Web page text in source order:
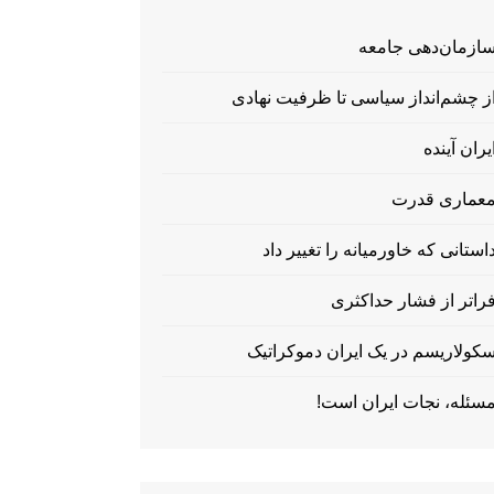
سازمان‌دهی جامعه
از چشم‌انداز سیاسی تا ظرفیت نهادی
ایران آینده
معماری قدرت
که خاورمیانه را تغییر داد
فراتر از فشار حداکثری
سکولاریسم در یک ایران دموکراتیک
مسئله، نجات ایران است!